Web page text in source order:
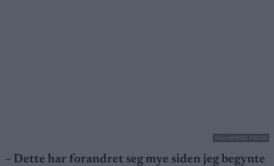
Foto: NORDIC FOCUS
– Dette har forandret seg mye siden jeg begynte